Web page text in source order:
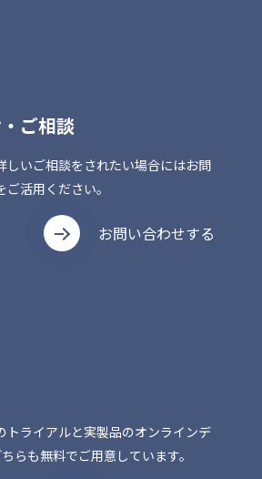
ご相談
しいご相談をされたい場合にはお問
活用ください。
お問い合わせする
トライアルと実製品のオンラインデ
らも無料でご用意しています。